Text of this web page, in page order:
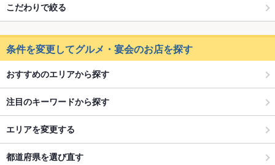
こだわりで絞る
条件を変更してグルメ・宴会のお店を探す
おすすめのエリアから探す
注目のキーワードから探す
エリアを変更する
都道府県を選び直す